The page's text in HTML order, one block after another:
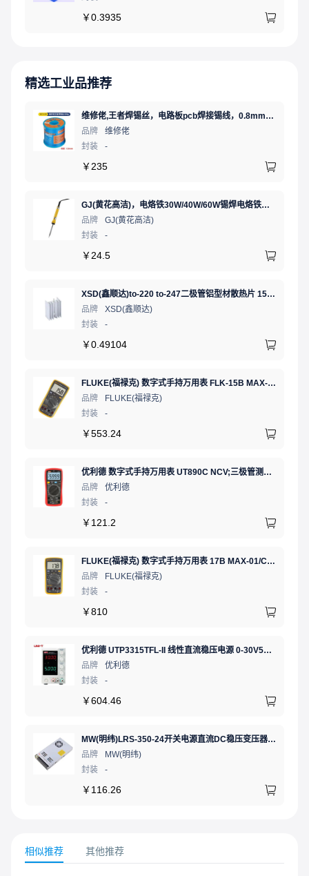
￥0.3935
精选工业品推荐
维修佬,王者焊锡丝，电路板pcb焊接锡线，0.8mm800g,1个
品牌
维修佬
封装
-
￥ 235
GJ(黄花高洁)，电烙铁30W/40W/60W锡焊电烙铁焊接工具电焊笔手机电子维修（内热35W），NO.435(35W)
品牌
GJ(黄花高洁)
封装
-
￥ 24.5
XSD(鑫顺达)to-220 to-247二极管铝型材散热片 15.5*10.5*21 本色带针大功率电子散热器（可定制）
品牌
XSD(鑫顺达)
封装
-
￥0.49104
FLUKE(福禄克) 数字式手持万用表 FLK-15B MAX-01/CN 二极管测试;通断测试
品牌
FLUKE(福禄克)
封装
-
￥553.24
优利德 数字式手持万用表 UT890C NCV;三极管测试;二极管测试;火线辨别;真有效值;通断测试
品牌
优利德
封装
-
￥ 121.2
FLUKE(福禄克) 数字式手持万用表 17B MAX-01/CN 二极管测试;相对值;通断测试
品牌
FLUKE(福禄克)
封装
-
￥810
优利德 UTP3315TFL-II 线性直流稳压电源 0-30V5A 低噪声高精度实验电源
品牌
优利德
封装
-
￥604.46
MW(明纬)LRS-350-24开关电源直流DC稳压变压器监控24V 14.6A
品牌
MW(明纬)
封装
-
￥ 116.26
相似推荐 其他推荐